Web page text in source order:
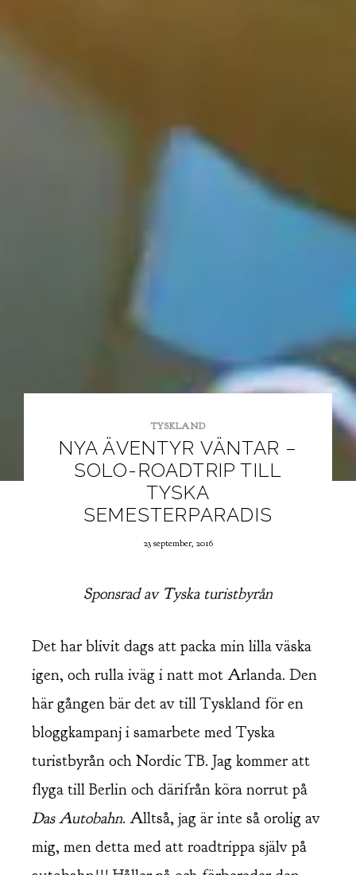
NYA ÄVENTYR VÄNTAR –
SOLO-ROADTRIP TILL
TYSKA
SEMESTERPARADIS
TYSKLAND
23 september, 2016
Sponsrad av Tyska turistbyrån
Det har blivit dags att packa min lilla väska
igen, och rulla iväg i natt mot Arlanda. Den
här gången bär det av till Tyskland för en
bloggkampanj i samarbete med Tyska
turistbyrån och Nordic TB. Jag kommer att
flyga till Berlin och därifrån köra norrut på
Das Autobahn. Alltså, jag är inte så orolig av
mig, men detta med att roadtrippa själv på